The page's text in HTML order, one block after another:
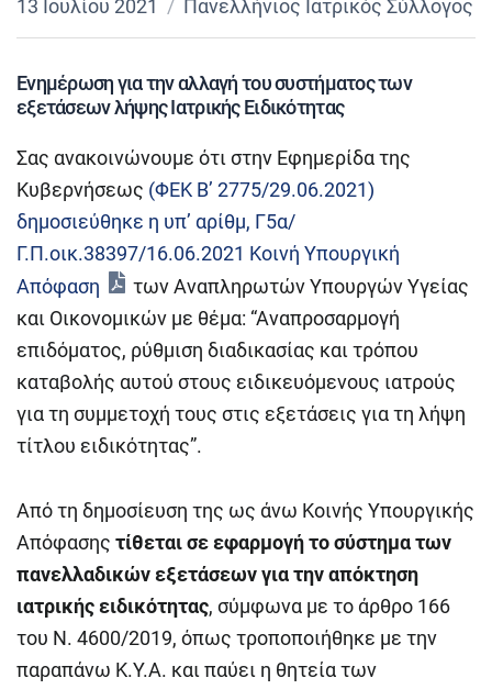
13 Ιουλίου 2021 Πανελλήνιος Ιατρικός Σύλλογος
Ενημέρωση για την αλλαγή του συστήματος των
εξετάσεων λήψης Ιατρικής Ειδικότητας
Σας ανακοινώνουμε ότι στην Εφημερίδα της
Κυβερνήσεως (ΦΕΚ Β’ 2775/29.06.2021)
δημοσιεύθηκε η υπ’ αρίθμ, Γ5α/
Γ.Π.οικ.38397/16.06.2021 Κοινή Υπουργική
Απόφαση
των Αναπληρωτών Υπουργών Υγείας
και Οικονομικών με θέμα: “Αναπροσαρμογή
επιδόματος, ρύθμιση διαδικασίας και τρόπου
καταβολής αυτού στους ειδικευόμενους ιατρούς
για τη συμμετοχή τους στις εξετάσεις για τη λήψη
τίτλου ειδικότητας”.
Από τη δημοσίευση της ως άνω Κοινής Υπουργικής
Απόφασης τίθεται σε εφαρμογή το σύστημα των
πανελλαδικών εξετάσεων για την απόκτηση
ιατρικής ειδικότητας, σύμφωνα με το άρθρο 166
του Ν. 4600/2019, όπως τροποποιήθηκε με την
παραπάνω Κ.Υ.Α. και παύει η θητεία των